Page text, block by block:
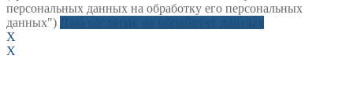
персональных данных на обработку его персональных
данных")
X
X